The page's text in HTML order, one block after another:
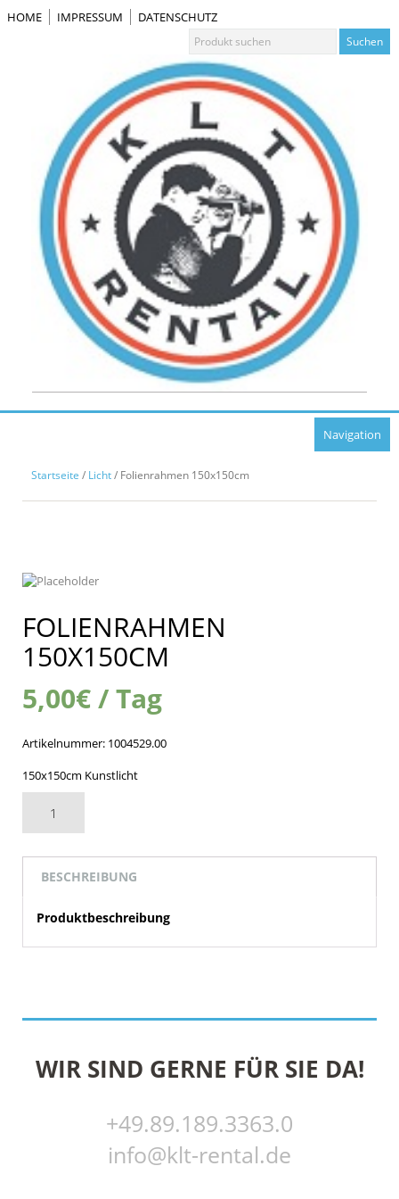
HOME IMPRESSUM DATENSCHUTZ
Navigation
Startseite / Licht/ Folienrahmen 150x150cm
FOLIENRAHMEN
150X150CM
5,00€/ Tag
Artikelnummer: 1004529.00
150x150cm Kunstlicht
BESCHREIBUNG
Produktbeschreibung
WIR SIND GERNE FÜR SIE DA!
+49.89.189.3363.0
info@klt-rental.de